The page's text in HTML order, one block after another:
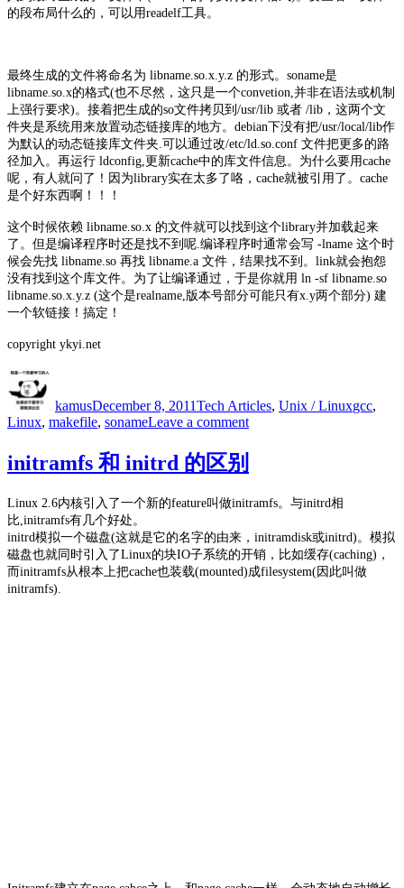
的段布局什么的，可以用readelf工具。
最终生成的文件将命名为 libname.so.x.y.z 的形式。soname是
libname.so.x的格式(也不尽然，这只是一个convetion,并非在语法或机制
上强行要求)。接着把生成的so文件拷贝到/usr/lib 或者 /lib，这两个文
件夹是系统用来放置动态链接库的地方。debian下没有把/usr/local/lib作
为默认的动态链接库文件夹.可以通过改/etc/ld.so.conf 文件把更多的路
径加入。再运行 ldconfig,更新cache中的库文件信息。为什么要用cache
呢，有人就问了！因为library实在太多了咯，cache就被引用了。cache
是个好东西啊！！！
这个时候依赖 libname.so.x 的文件就可以找到这个library并加载起来
了。但是编译程序时还是找不到呢.编译程序时通常会写 -lname 这个时
候会先找 libname.so 再找 libname.a 文件，结果找不到。link就会抱怨
没有找到这个库文件。为了让编译通过，于是你就用 ln -sf libname.so
libname.so.x.y.z (这个是realname,版本号部分可能只有x.y两个部分) 建
一个软链接！搞定！
copyright ykyi.net
kamusDecember 8, 2011Tech Articles, Unix / Linuxgcc,
Linux, makefile, sonameLeave a commenton
的
soname，
接
库
的
问
initramfs 和 initrd 的区别
Linux 2.6内核引入了一个新的feature叫做initramfs。与initrd相
比,initramfs有几个好处。
initrd模拟一个磁盘(这就是它的名字的由来，initramdisk或initrd)。模拟
磁盘也就同时引入了Linux的块IO子系统的开销，比如缓存(caching)，
而initramfs从根本上把cache也装载(mounted)成filesystem(因此叫做
initramfs).